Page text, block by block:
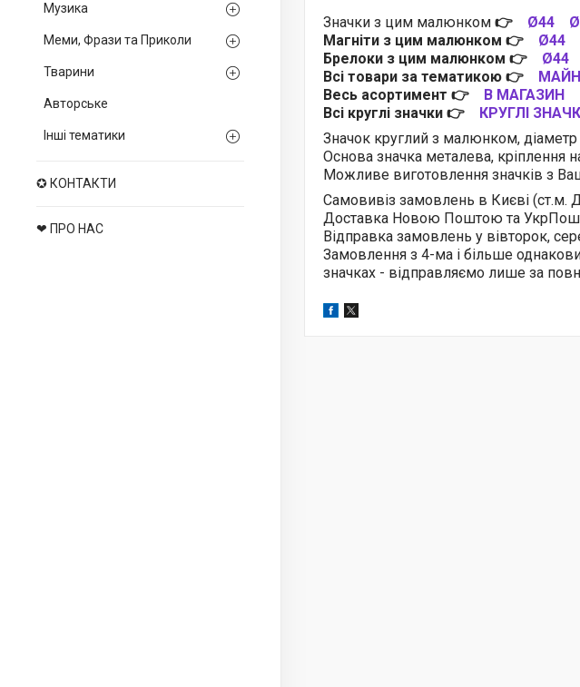
Музика
Меми, Фрази та Приколи
Тварини
Авторське
Інші тематики
✪ КОНТАКТИ
❤ ПРО НАС
Значки з цим малюнком 👉 Ø44
Магніти з цим малюнком 👉 Ø44
Брелоки з цим малюнком 👉 Ø44
Всі товари за тематикою 👉
Весь асортимент 👉
В МАГАЗИН
Всі круглі значки 👉
КРУГЛІ
Значок круглий з малюнком, діаметр
Основа значка металева, кріплення
Можливе виготовлення значків з
Самовивіз замовлень в Києві (ст.м.
Доставка Новою Поштою та
Відправка замовлень у вівторок,
Замовлення з 4-ма і більше
значках - відправляємо лише за